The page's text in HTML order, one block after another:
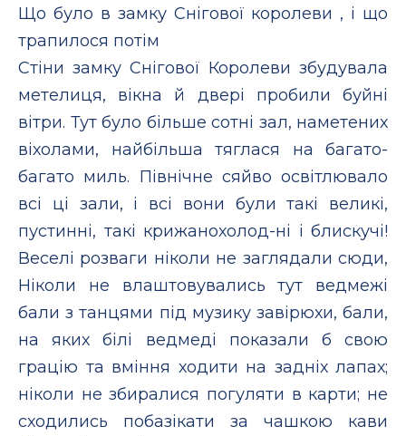
Що було в замку Снігової королеви , і що
трапилося потім
Стіни замку Снігової Королеви збудувала
метелиця, вікна й двері пробили буйні
вітри. Тут було більше сотні зал, наметених
віхолами, найбільша тяглася на багато-
багато миль. Північне сяйво освітлювало
всі ці зали, і всі вони були такі великі,
пустинні, такі крижанохолод-ні і блискучі!
Веселі розваги ніколи не заглядали сюди,
Ніколи не влаштовувались тут ведмежі
бали з танцями під музику завірюхи, бали,
на яких білі ведмеді показали б свою
грацію та вміння ходити на задніх лапах;
ніколи не збиралися погуляти в карти; не
сходились побазікати за чашкою кави